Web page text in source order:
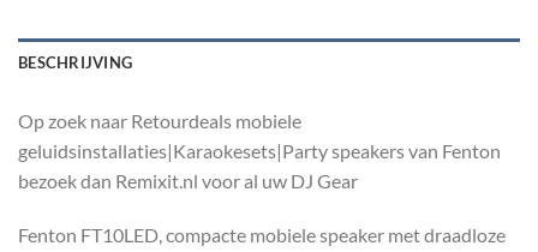
BESCHRIJVING
Op zoek naar Retourdeals mobiele
geluidsinstallaties|Karaokesets|Party speakers van Fenton
bezoek dan Remixit.nl voor al uw DJ Gear
Fenton FT10LED, compacte mobiele speaker met draadloze